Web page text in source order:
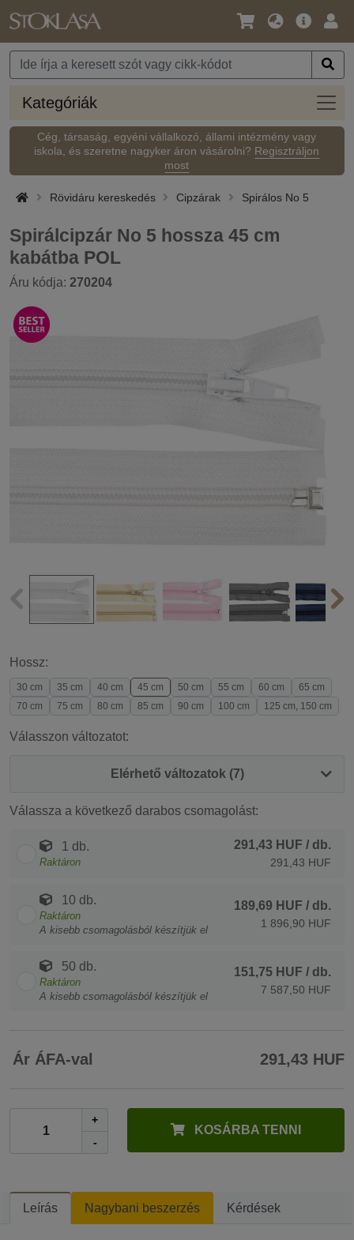
Nyelv
Pénznem
Fő
Kategóriák
Cég, társaság, egyéni vállalkozó, állami intézmény vagy
iskola, és szeretne nagyker áron vásárolni? Regisztráljon
most
Rövidáru kereskedés Cipzárak Spirálos No 5
Spirálcipzár No 5 hossza 45 cm
kabátba POL
Áru kódja: 270204
Hossz:
30 cm 35 cm 40 cm 45 cm 50 cm 55 cm 60 cm
65 cm
70 cm
75 cm 80 cm 85 cm 90 cm 100 cm 125 cm, 150 cm
Válasszon változatot:
Elérhető változatok (7)
Válassza a következő darabos csomagolást:
1 db.
Raktáron
291,43 HUF / db.
291,43 HUF
10 db.
Raktáron
A kisebb csomagolásból készítjük el
189,69 HUF / db.
1 896,90 HUF
50 db.
Raktáron
A kisebb csomagolásból készítjük el
151,75 HUF / db.
7 587,50 HUF
Ár ÁFA-val 291,43 HUF
+
-
KOSÁRBA TENNI
Leírás Nagybani beszerzés Kérdések